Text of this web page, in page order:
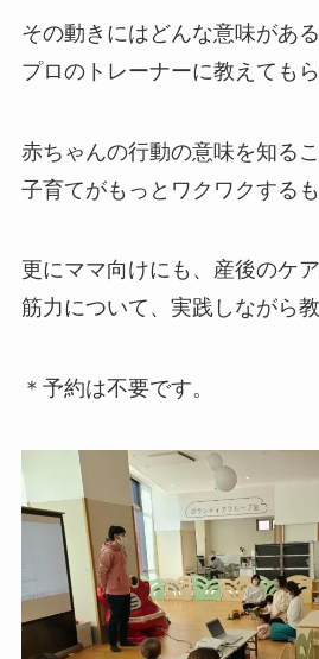
その動きにはどんな意味がある
プロのトレーナーに教えてもら
赤ちゃんの行動の意味を知る
子育てがもっとワクワクする
更にママ向けにも、産後のケ
筋力について、実践しながら
＊予約は不要です。